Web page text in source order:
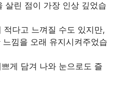
살린 점이 가장 인상 깊었습
다고 느껴질 수도 있지만,
낌을 오래 유지시켜주었습
게 담겨 나와 눈으로도 즐